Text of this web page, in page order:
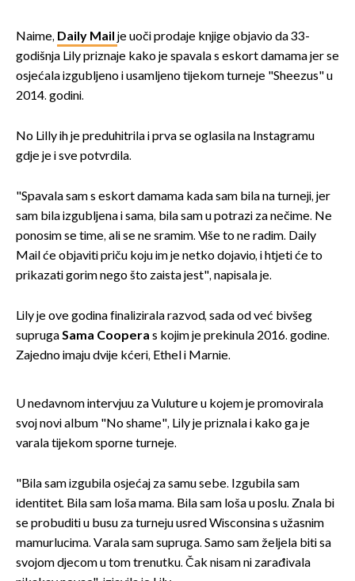
Naime, Daily Mail je uoči prodaje knjige objavio da 33-
godišnja Lily priznaje kako je spavala s eskort damama jer se
osjećala izgubljeno i usamljeno tijekom turneje "Sheezus" u
2014. godini.
No Lilly ih je preduhitrila i prva se oglasila na Instagramu
gdje je i sve potvrdila.
"Spavala sam s eskort damama kada sam bila na turneji, jer
sam bila izgubljena i sama, bila sam u potrazi za nečime. Ne
ponosim se time, ali se ne sramim. Više to ne radim. Daily
Mail će objaviti priču koju im je netko dojavio, i htjeti će to
prikazati gorim nego što zaista jest", napisala je.
Lily je ove godina finalizirala razvod, sada od već bivšeg
suprugaSama Coopera s kojim je prekinula 2016. godine.
Zajedno imaju dvije kćeri, Ethel i Marnie.
U nedavnom intervjuu za Vuluture u kojem je promovirala
svoj novi album "No shame", Lily je priznala i kako ga je
varala tijekom sporne turneje.
"Bila sam izgubila osjećaj za samu sebe. Izgubila sam
identitet. Bila sam loša mama. Bila sam loša u poslu. Znala bi
se probuditi u busu za turneju usred Wisconsina s užasnim
mamurlucima. Varala sam supruga. Samo sam željela biti sa
svojom djecom u tom trenutku. Čak nisam ni zarađivala